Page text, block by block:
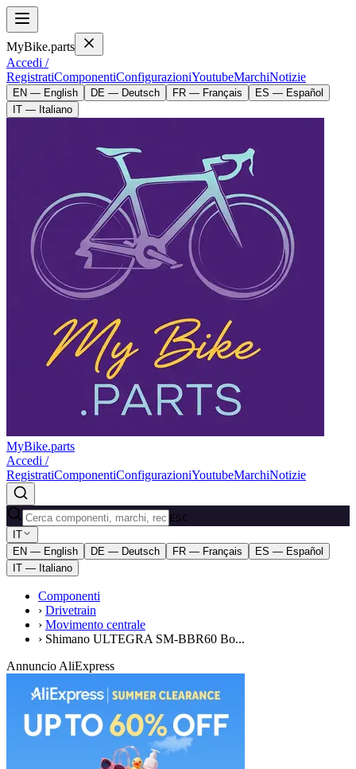
MyBike.parts
Accedi /
RegistratiComponentiConfigurazioniYoutubeMarchiNotizie
EN — English DE — Deutsch FR — Français
ES — Español
IT — Italiano
MyBike.parts
Accedi /
RegistratiComponentiConfigurazioniYoutubeMarchiNotizie
ESC
IT
EN — English
DE — Deutsch FR — Français
ES — Español
IT — Italiano
Componenti
› Drivetrain
› Movimento centrale
› Shimano ULTEGRA SM-BBR60 Bo...
Annuncio AliExpress